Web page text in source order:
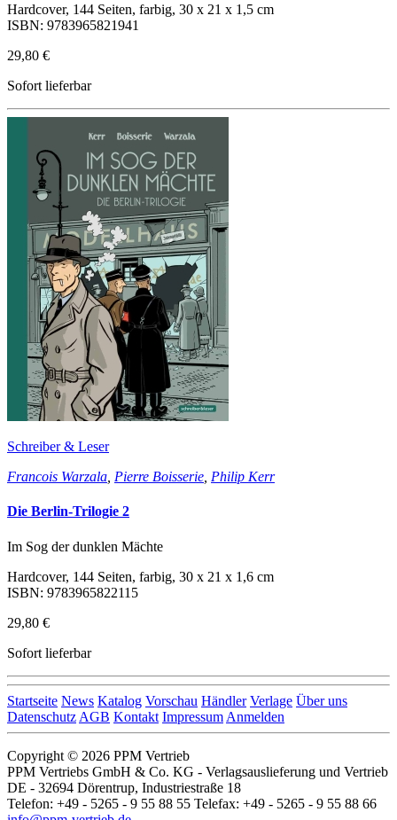
Hardcover, 144 Seiten, farbig, 30 x 21 x 1,5 cm
ISBN: 9783965821941
29,80 €
Sofort lieferbar
Schreiber & Leser
Francois Warzala Pierre Boisserie Philip Kerr
Die Berlin-Trilogie 2
Im Sog der dunklen Mächte
Hardcover, 144 Seiten, farbig, 30 x 21 x 1,6 cm
ISBN: 9783965822115
29,80 €
Sofort lieferbar
Startseite News Katalog Vorschau Händler Verlage Über uns
Datenschutz AGB Kontakt Impressum Anmelden
Copyright © 2026 PPM Vertrieb
PPM Vertriebs GmbH & Co. KG - Verlagsauslieferung und Vertrieb
DE - 32694 Dörentrup, Industriestraße 18
Telefon: +49 - 5265 - 9 55 88 55 Telefax: +49 - 5265 - 9 55 88 66